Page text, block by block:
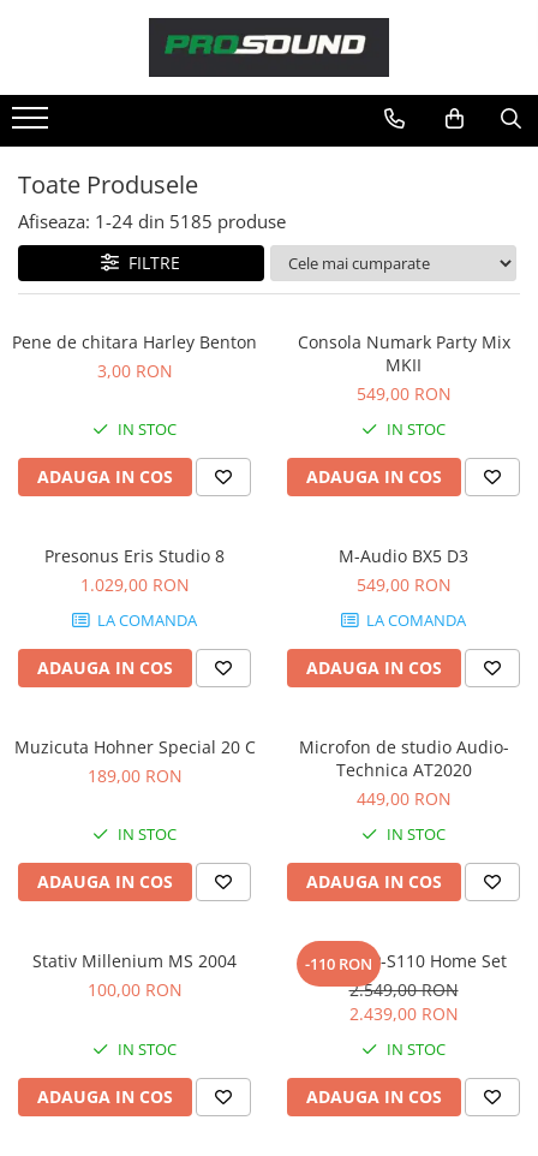
Sonorizare / PA
Adaptoare phantom
Adresare publica 100V
Amplificatoare Audio
Boxe Audio
Mixere audio
Monitorizare In-Ear
Procesoare si efecte
Power Conditioner
Unelte Audio
Microfoane
Accesorii de microfoane
Microfoane de broadcast
Microfoane de instrumente
Microfoane de studio
Microfoane de Suprafata
Microfoane lavaliera si headset
Microfoane podcast, USB, iOS /
Microfoane pt Camere Video
Microfoane pt instalatii si
conferinta
Toate Produsele
Afiseaza: 1-24 din 5185 produse
FILTRE
Pene de chitara Harley Benton
3,00 RON
IN STOC
ADAUGA IN COS
Consola Numark Party Mix
MKII
549,00 RON
IN STOC
ADAUGA IN COS
Presonus Eris Studio 8
1.029,00 RON
LA COMANDA
ADAUGA IN COS
M-Audio BX5 D3
549,00 RON
LA COMANDA
ADAUGA IN COS
Muzicuta Hohner Special 20 C
189,00 RON
IN STOC
ADAUGA IN COS
Microfon de studio Audio-
Technica AT2020
449,00 RON
IN STOC
ADAUGA IN COS
Stativ Millenium MS 2004
100,00 RON
IN STOC
ADAUGA IN COS
-110 RON
Casio CDP-S110 Home Set
2.549,00 RON
2.439,00 RON
IN STOC
ADAUGA IN COS